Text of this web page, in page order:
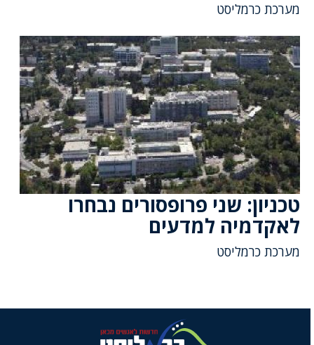
מערכת כרמליסט
טכניון: שני פרופסורים נבחרו
לאקדמיה למדעים
מערכת כרמליסט